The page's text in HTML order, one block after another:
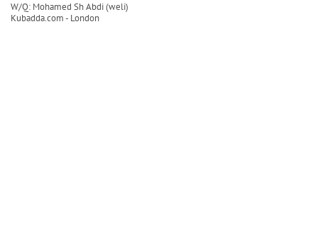
W/Q: Mohamed Sh Abdi (weli)
Kubadda.com - London